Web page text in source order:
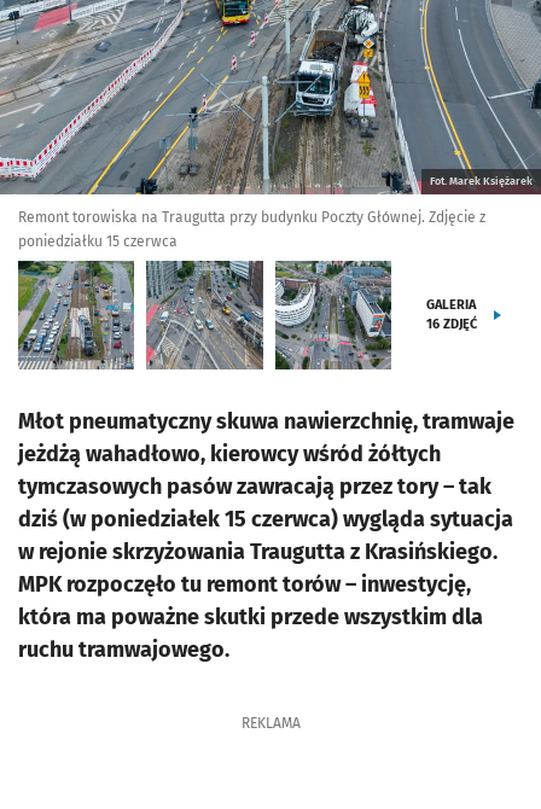
Fot. Marek Księżarek
Remont torowiska na Traugutta przy budynku Poczty Głównej. Zdjęcie z
poniedziałku 15 czerwca
GALERIA
16 ZDJĘĆ
Młot pneumatyczny skuwa nawierzchnię, tramwaje
jeżdżą wahadłowo, kierowcy wśród żółtych
tymczasowych pasów zawracają przez tory – tak
dziś (w poniedziałek 15 czerwca) wygląda sytuacja
w rejonie skrzyżowania Traugutta z Krasińskiego.
MPK rozpoczęło tu remont torów – inwestycję,
która ma poważne skutki przede wszystkim dla
ruchu tramwajowego.
REKLAMA